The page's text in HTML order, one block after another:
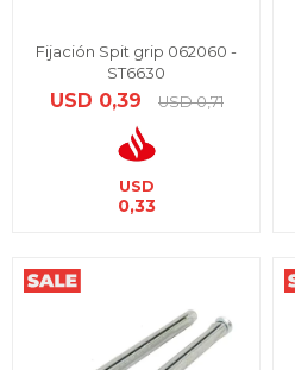
Fijación Spit grip 062060 -
ST6630
USD 0,39 USD 0,71
USD
0,33